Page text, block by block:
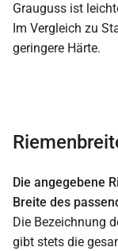
Grauguss ist
Im Vergleich zu
geringere Härte.
Die angegebene
Breite des
Die Bezeichnung
gibt stets die